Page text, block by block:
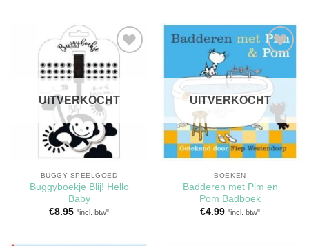
Toevoegen
aan
verlanglijst
UITVERKOCHT
BUGGY SPEELGOED
Buggyboekje Blij! Hello
Baby
€8.95 "incl. btw"
Toevoegen
aan
verlanglijst
UITVERKOCHT
BOEKEN
Badderen met Pim en
Pom Badboek
€4.99 "incl. btw"